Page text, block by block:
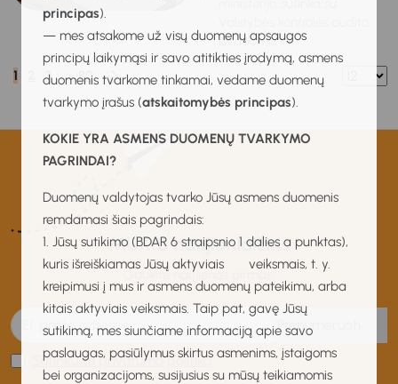
principas).
— mes atsakome už visų duomenų apsaugos
principų laikymąsi ir savo atitikties įrodymą, asmens
duomenis tvarkome tinkamai, vedame duomenų
tvarkymo įrašus (atskaitomybės principas).
KOKIE YRA ASMENS DUOMENŲ TVARKYMO
PAGRINDAI?
Duomenų valdytojas tvarko Jūsų asmens duomenis
remdamasi šiais pagrindais:
1. Jūsų sutikimo (BDAR 6 straipsnio 1 dalies a punktas),
kuris išreiškiamas Jūsų aktyviais veiksmais, t. y.
kreipimusi į mus ir asmens duomenų pateikimu, arba
kitais aktyviais veiksmais. Taip pat, gavę Jūsų
sutikimą, mes siunčiame informaciją apie savo
paslaugas, pasiūlymus skirtus asmenims, įstaigoms
bei organizacijoms, susijusius su mūsų teikiamomis
išvadomis ir...
1 3 … 80
MUKIS naujienlaiškis
Gaukite naujienas pirmas!
Prenumeruoti
Sutinku su privatumo politika